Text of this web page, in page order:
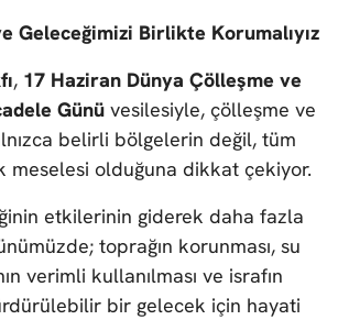
Geleceğimizi Birlikte Korumalıyız
, 17 Haziran Dünya Çölleşme ve
Günü vesilesiyle, çölleşme ve
belirli bölgelerin değil, tüm
meselesi olduğuna dikkat çekiyor.
etkilerinin giderek daha fazla
toprağın korunması, su
verimli kullanılması ve israfın
bir gelecek için hayati